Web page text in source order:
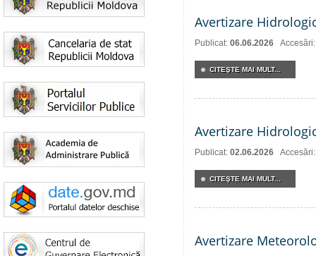
Avertizare
Publicat: 06.06.2026
CITEŞTE MAI MULT...
Avertizare
Publicat: 02.06.2026
CITEŞTE MAI MULT...
Avertizare